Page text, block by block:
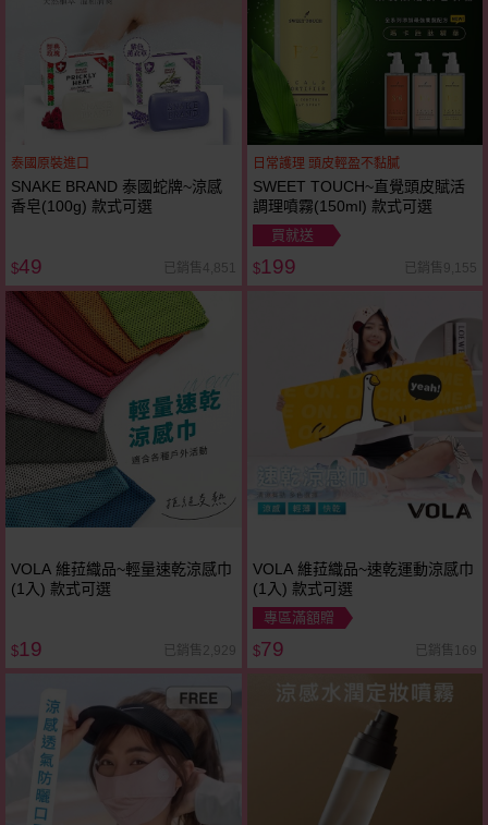
泰國原裝進口
SNAKE BRAND 泰國蛇牌~涼感
香皂(100g) 款式可選
$49 已銷售4,851
日常護理 頭皮輕盈不黏膩
SWEET TOUCH~直覺頭皮賦活
調理噴霧(150ml) 款式可選
買就送
$199 已銷售9,155
VOLA 維菈織品~輕量速乾涼感巾
(1入) 款式可選
$19 已銷售2,929
VOLA 維菈織品~速乾運動涼感巾
(1入) 款式可選
專區滿額贈
$79 已銷售169